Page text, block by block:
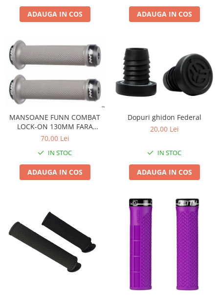
ADAUGA IN COS ADAUGA IN COS
MANSOANE FUNN COMBAT
LOCK-ON 130MM FARA
FLANSA GRI FUN0463
70,00 Lei
IN STOC
ADAUGA IN COS
Dopuri ghidon Federal
20,00 Lei
IN STOC
ADAUGA IN COS